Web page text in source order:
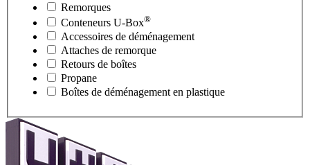
Remorques
Conteneurs U-Box®
Accessoires de déménagement
Attaches de remorque
Retours de boîtes
Propane
Boîtes de déménagement en plastique